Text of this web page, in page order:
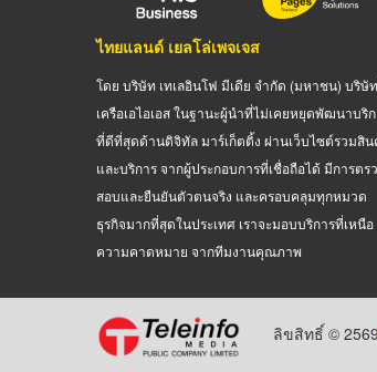
ไทยแลนด์ เยลโล่เพจเจส
โดย บริษัท เทเลอินโฟ มีเดีย จำกัด (มหาชน) บริษั
เครือเอไอเอส ในฐานะผู้นำที่ไม่เคยหยุดพัฒนาบริ
ที่ดีที่สุดด้านดิจิทัล มาร์เก็ตติ้ง ผ่านเว็บไซต์รวมสิน
และบริการ จากผู้ประกอบการที่เชื่อถือได้ มีการตร
สอบและยืนยันตัวตนจริง และครอบคลุมทุกหมวด
ธุรกิจมากที่สุดในประเทศ เราจะมอบบริการที่เหนือ
ความคาดหมาย จากทีมงานคุณภาพ
ลิขสิทธิ์ ©